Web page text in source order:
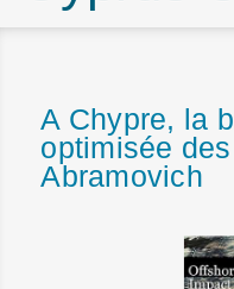
A Chypre, la
optimisée
Abramovich